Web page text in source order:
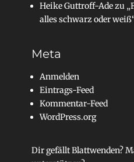
Heike Guttroff-Adezu
alles schwarz oder
Meta
Anmelden
Eintrags-Feed
Kommentar-Feed
WordPress.org
Dir gefällt Blattwenden?